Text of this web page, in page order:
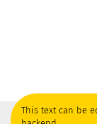
This text can be